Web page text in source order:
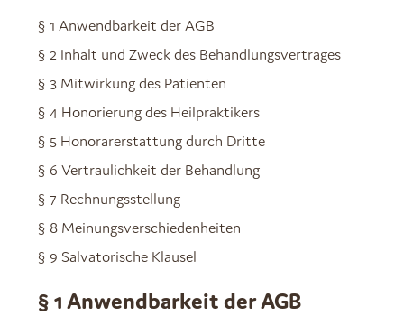
§ 1 Anwendbarkeit der AGB
§ 2 Inhalt und Zweck des Behandlungsvertrages
§ 3 Mitwirkung des Patienten
§ 4 Honorierung des Heilpraktikers
§ 5 Honorarerstattung durch Dritte
§ 6 Vertraulichkeit der Behandlung
§ 7 Rechnungsstellung
§ 8 Meinungsverschiedenheiten
§ 9 Salvatorische Klausel
§ 1 Anwendbarkeit der AGB